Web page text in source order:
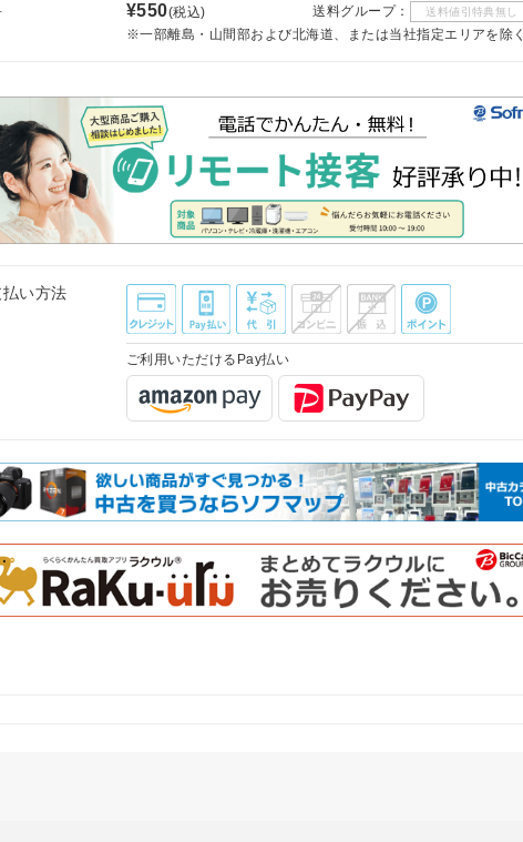
¥550(税込) 送料グループ： 送料値引特典無し
※一部離島・山間部および北海道、または当社指定エリアを除く
い方法
ご利用いただけるPay払い